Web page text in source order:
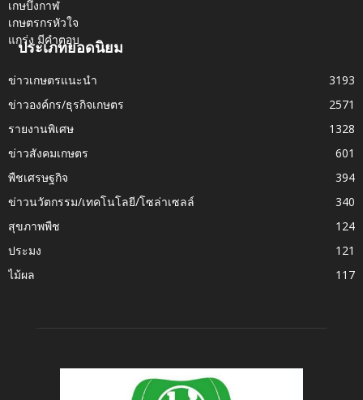
ประเภทยอดนิยม
ข่าวเกษตรแนะนำ
3193
ข่าวองค์กร/ธุรกิจเกษตร
2571
รายงานพิเศษ
1328
ข่าวสังคมเกษตร
601
พืชเศรษฐกิจ
394
ข่าวนวัตกรรม/เทคโนโลยี/โซล่าเซลล์
340
สุขภาพพืช
124
ประมง
121
ไม้ผล
117